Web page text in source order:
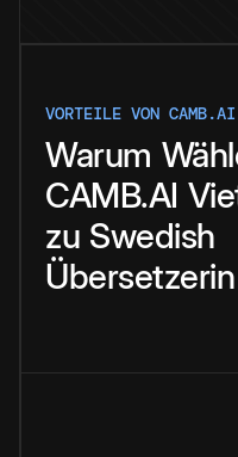
VORTEILE VON CAMB.AI
Warum
CAMB.AI
zu Swedish
Übersetzerin